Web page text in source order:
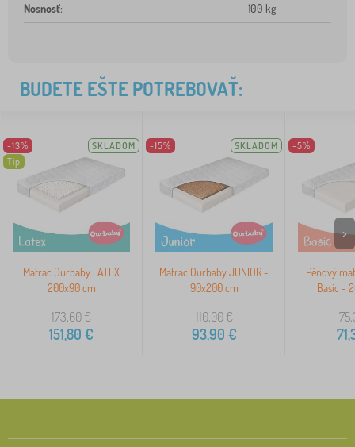
Nosnosť: 100 kg
BUDETE EŠTE POTREBOVAŤ:
-13%
Tip
SKLADOM
Matrac Ourbaby LATEX
200x90 cm
173,60€
151,80 €
-15% SKLADOM
Matrac Ourbaby JUNIOR -
90x200 cm
110,00€
93,90 €
-5%
Pěnový
Basic -
>